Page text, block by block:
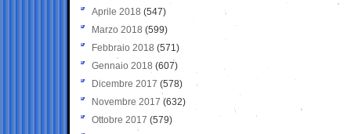
Aprile 2018 (547)
Marzo 2018 (599)
Febbraio 2018 (571)
Gennaio 2018 (607)
Dicembre 2017 (578)
Novembre 2017 (632)
Ottobre 2017 (579)